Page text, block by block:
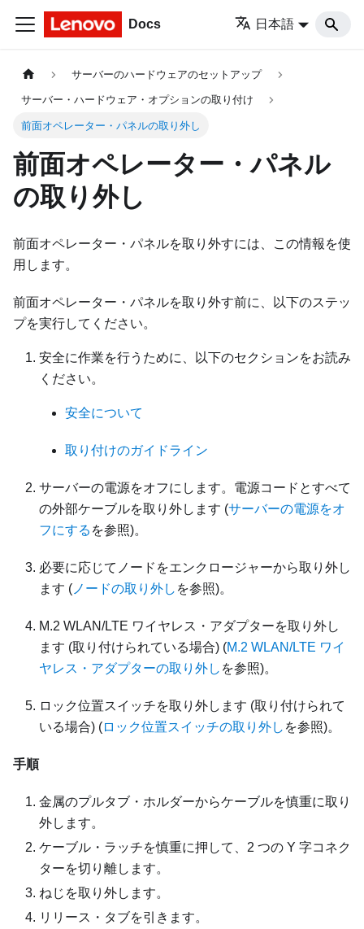
Docs 日本語
サーバーのハードウェアのセットアップ
サーバー・ハードウェア・オプションの取り付け
前面オペレーター・パネルの取り外し
前面オペレーター・パネル
の取り外し
前面オペレーター・パネルを取り外すには、この情報を使
用します。
前面オペレーター・パネルを取り外す前に、以下のステッ
プを実行してください。
安全に作業を行うために、以下のセクションをお読み
ください。
安全について
取り付けのガイドライン
サーバーの電源をオフにします。電源コードとすべて
の外部ケーブルを取り外します (サーバーの電源をオ
フにする を参照)。
必要に応じてノードをエンクロージャーから取り外し
ます (ノードの取り外し を参照)。
M.2 WLAN/LTE ワイヤレス・アダプターを取り外し
ます (取り付けられている場合) (M.2 WLAN/LTE ワイ
ヤレス・アダプターの取り外し を参照)。
ロック位置スイッチを取り外します (取り付けられて
いる場合) (ロック位置スイッチの取り外し を参照)。
手順
金属のプルタブ・ホルダーからケーブルを慎重に取り
外します。
ケーブル・ラッチを慎重に押して、2 つの Y 字コネク
ターを切り離します。
ねじを取り外します。
リリース・タブを引きます。